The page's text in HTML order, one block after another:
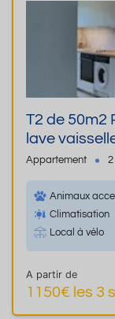
T2 de 50m2
lave
140, BZ
parking
Appartement 2
Animaux
Climatisation
Local à vélo
A partir de
1150€ les 3